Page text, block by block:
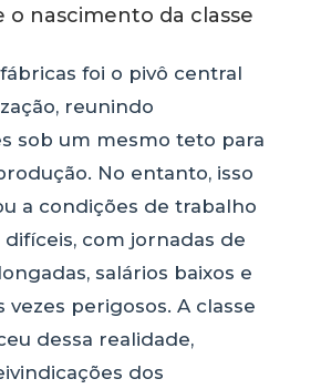
o nascimento da classe
foi o pivô central
reunindo
sob um mesmo teto para
No entanto, isso
a condições de trabalho
difíceis, com jornadas de
salários baixos e
vezes perigosos. A classe
dessa realidade,
dos